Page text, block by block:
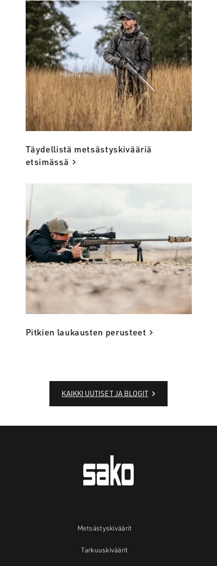
Täydellistä metsästyskivääriä
etsimässä
Pitkien laukausten perusteet
KAIKKI UUTISET JA BLOGIT
Metsästyskiväärit
Tarkuuskiväärit